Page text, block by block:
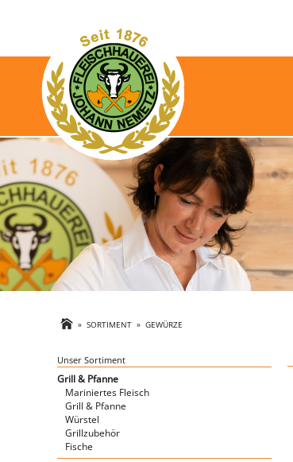
»SORTIMENT »GEWÜRZE
Unser Sortiment
Grill & Pfanne
Mariniertes Fleisch
Grill & Pfanne
Würstel
Grillzubehör
Fische